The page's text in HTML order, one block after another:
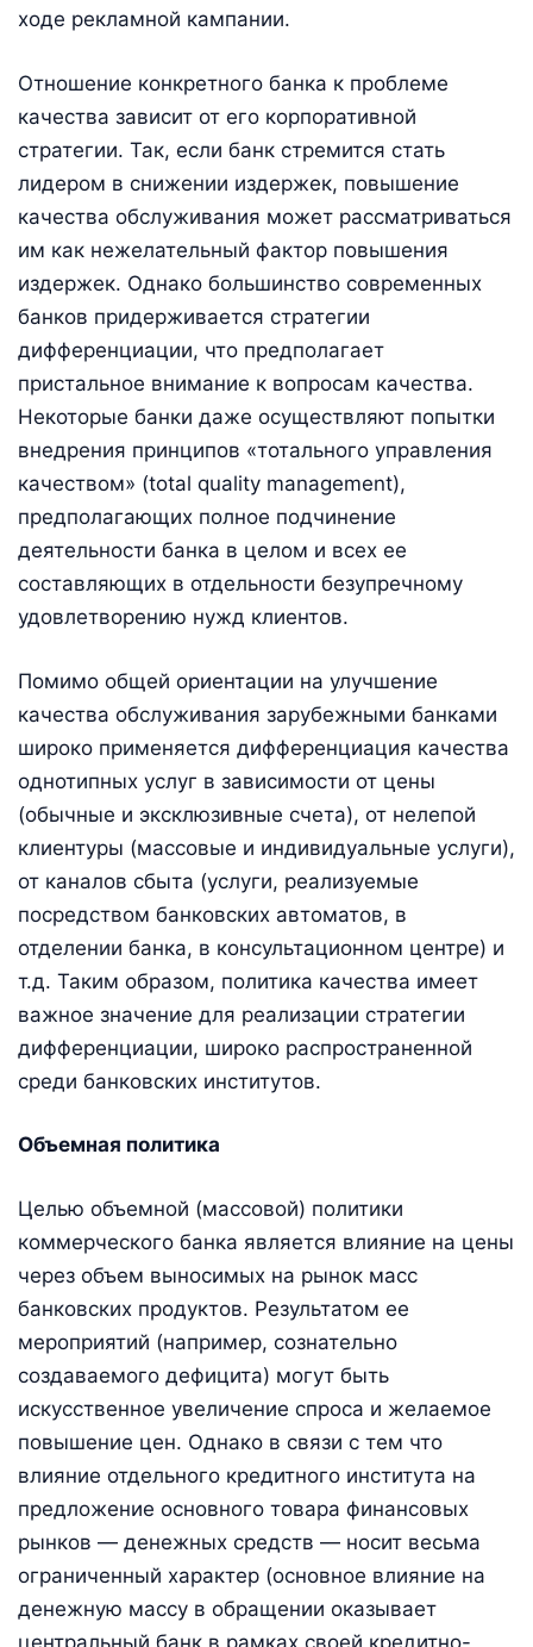
ходе рекламной кампании.
Отношение конкретного банка к проблеме
качества зависит от его корпоративной
стратегии. Так, если банк стремится стать
лидером в снижении издержек, повышение
качества обслуживания может рассматриваться
им как нежелательный фактор повышения
издержек. Однако большинство современных
банков придерживается стратегии
дифференциации, что предполагает
пристальное внимание к вопросам качества.
Некоторые банки даже осуществляют попытки
внедрения принципов «тотального управления
качеством» (total quality management),
предполагающих полное подчинение
деятельности банка в целом и всех ее
составляющих в отдельности безупречному
удовлетворению нужд клиентов.
Помимо общей ориентации на улучшение
качества обслуживания зарубежными банками
широко применяется дифференциация качества
однотипных услуг в зависимости от цены
(обычные и эксклюзивные счета), от нелепой
клиентуры (массовые и индивидуальные услуги),
от каналов сбыта (услуги, реализуемые
посредством банковских автоматов, в
отделении банка, в консультационном центре) и
т.д. Таким образом, политика качества имеет
важное значение для реализации стратегии
дифференциации, широко распространенной
среди банковских институтов.
Объемная политика
Целью объемной (массовой) политики
коммерческого банка является влияние на цены
через объем выносимых на рынок масс
банковских продуктов. Результатом ее
мероприятий (например, сознательно
создаваемого дефицита) могут быть
искусственное увеличение спроса и желаемое
повышение цен. Однако в связи с тем что
влияние отдельного кредитного института на
предложение основного товара финансовых
рынков — денежных средств — носит весьма
ограниченный характер (основное влияние на
денежную массу в обращении оказывает
центральный банк в рамках своей кредитно-